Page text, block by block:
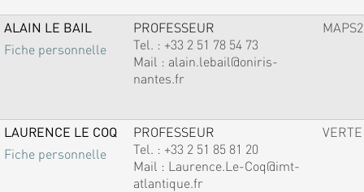
ALAIN LE BAIL
Fiche personnelle
PROFESSEUR
Tel. : +33 2 51 78 54 73
Mail : alain.lebail@oniris-
nantes.fr
MAPS2
LAURENCE LE COQ
Fiche personnelle
PROFESSEUR
Tel. : +33 2 51 85 81 20
Mail : Laurence.Le-Coq@imt-
atlantique.fr
VERTE